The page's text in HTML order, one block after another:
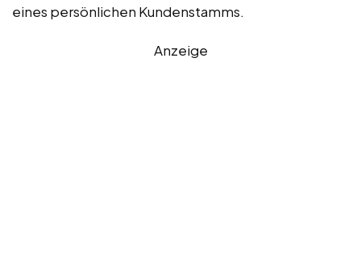
eines persönlichen Kundenstamms.
Anzeige